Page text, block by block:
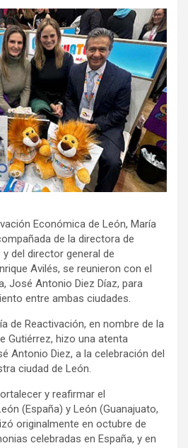
Económica de León, María
de la directora de
del director general de
Avilés, se reunieron con el
José Antonio Diez Díaz, para
entre ambas ciudades.
de Reactivación, en nombre de la
Gutiérrez, hizo una atenta
Antonio Diez, a la celebración del
ciudad de León.
y reafirmar el
(España) y León (Guanajuato,
originalmente en octubre de
celebradas en España, y en